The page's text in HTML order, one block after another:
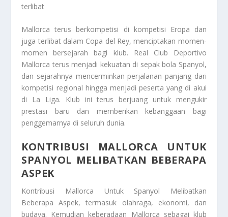
terlibat
Mallorca terus berkompetisi di kompetisi Eropa dan
juga terlibat dalam Copa del Rey, menciptakan momen-
momen bersejarah bagi klub. Real Club Deportivo
Mallorca terus menjadi kekuatan di sepak bola Spanyol,
dan sejarahnya mencerminkan perjalanan panjang dari
kompetisi regional hingga menjadi peserta yang di akui
di La Liga. Klub ini terus berjuang untuk mengukir
prestasi baru dan memberikan kebanggaan bagi
penggemarnya di seluruh dunia.
KONTRIBUSI MALLORCA UNTUK
SPANYOL MELIBATKAN BEBERAPA
ASPEK
Kontribusi Mallorca Untuk Spanyol Melibatkan
Beberapa Aspek, termasuk olahraga, ekonomi, dan
budaya. Kemudian keberadaan Mallorca sebagai klub